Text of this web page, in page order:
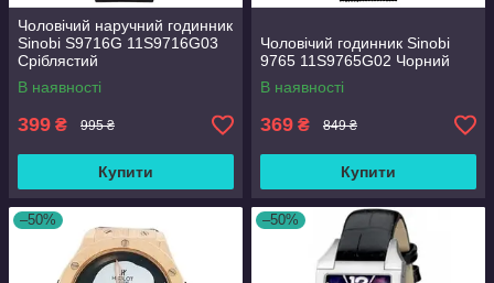
Чоловічий наручний годинник
Sinobi S9716G 11S9716G03
Сріблястий
В наявності
399 ₴ 995 ₴
Купити
Чоловічий годинник Sinobi
9765 11S9765G02 Чорний
В наявності
369 ₴ 849 ₴
Купити
–50% –50%